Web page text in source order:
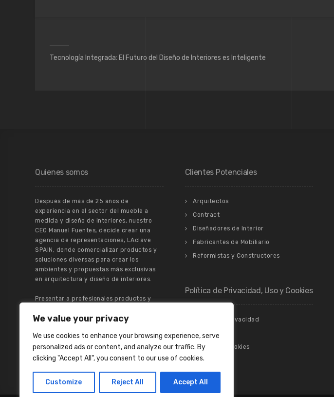
We value your privacy
We use cookies to enhance your browsing experience, serve
personalized ads or content, and analyze our traffic. By
clicking "Accept All", you consent to our use of cookies.
Customize Reject All Accept All
Tecnología Integrada: El Futuro del Diseño de Interiores es Inteligente
Quienes somos
Después de más de 25 años de
experiencia en el sector del mueble a
medida y diseño de interiores, nuestro
CEO Manuel Fuentes, decide crear una
agencia de representaciones, LAclave
SPAIN, donde comercializar productos y
soluciones diversas para crear los
ambientes y propuestas más exclusivas
en arquitectura y diseño de interiores.
Presentar a profesionales productos y
valor añadido para todo tipo de espacios,
Clientes Potenciales
Arquitectos
Contract
Diseñadores de Interior
Fabricantes de Mobiliario
Reformistas y Constructores
Política de Privacidad, Uso y Cookies
Política de Privacidad
Aviso Legal
Política de Cookies